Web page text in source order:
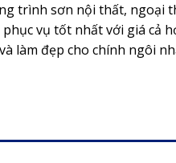
trình sơn nội thất, ngoại
vụ tốt nhất với giá cả
làm đẹp cho chính ngôi